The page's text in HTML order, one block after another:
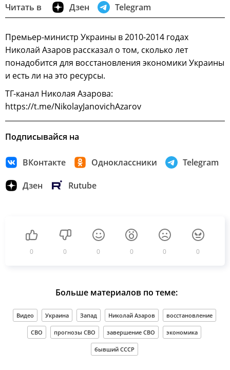
Читать в Дзен Telegram
Премьер-министр Украины в 2010-2014 годах
Николай Азаров рассказал о том, сколько лет
понадобится для восстановления экономики Украины
и есть ли на это ресурсы.
ТГ-канал Николая Азарова:
https://t.me/NikolayJanovichAzarov
Подписывайся на
ВКонтакте Одноклассники Telegram
Дзен Rutube
0 0 0 0 0 0
Больше материалов по теме:
Видео Украина Запад Николай Азаров восстановление
СВО прогнозы СВО завершение СВО экономика
бывший СССР